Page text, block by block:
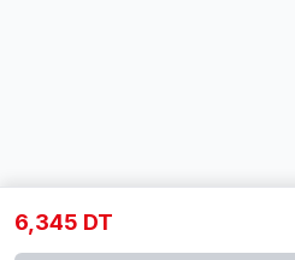
6,345 DT